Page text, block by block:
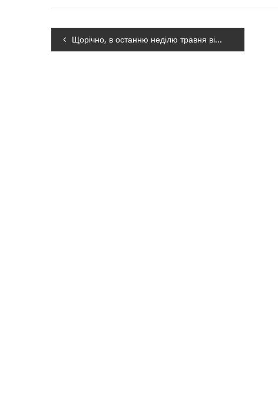
Навігація
Щорічно, в останню неділю травня відзначається День хіміка